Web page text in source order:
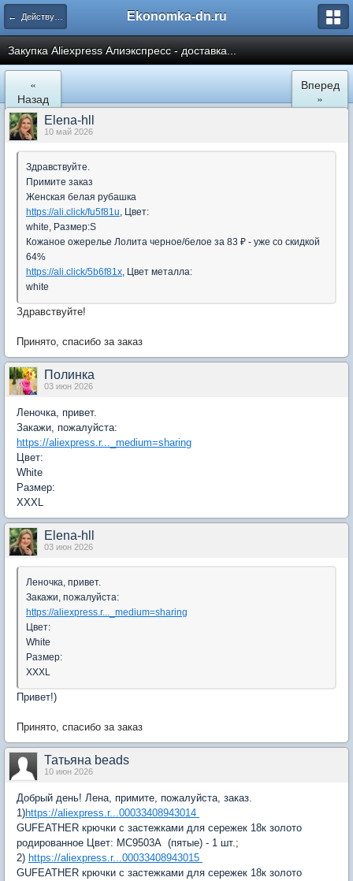
← Действующие закупки Ekonomka-dn.ru
Закупка Aliexpress Алиэкспресс - доставка...
«
Назад
Вперед
»
Elena-hll
10 май 2026
Здравствуйте.
Примите заказ
Женская белая рубашка
https://ali.click/fu5f81u, Цвет:
white, Размер:S
Кожаное ожерелье Лолита черное/белое за 83 ₽ - уже со скидкой
64%
https://ali.click/5b6f81x, Цвет металла:
white
Здравствуйте!
Принято, спасибо за заказ
Полинка
03 июн 2026
Леночка, привет.
Закажи, пожалуйста:
https://aliexpress.r..._medium=sharing
Цвет:
White
Размер:
XXXL
Elena-hll
03 июн 2026
Леночка, привет.
Закажи, пожалуйста:
https://aliexpress.r..._medium=sharing
Цвет:
White
Размер:
XXXL
Привет!)
Принято, спасибо за заказ
Татьяна beads
10 июн 2026
Добрый день! Лена, примите, пожалуйста, заказ.
1)https://aliexpress.r...00033408943014
GUFEATHER крючки с застежками для сережек 18к золото
родированное Цвет: MC9503A (пятые) - 1 шт.;
2) https://aliexpress.r...00033408943015
GUFEATHER крючки с застежками для сережек 18к золото